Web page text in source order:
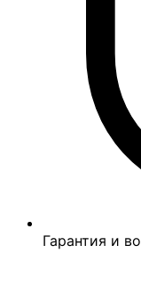
Гарантия и